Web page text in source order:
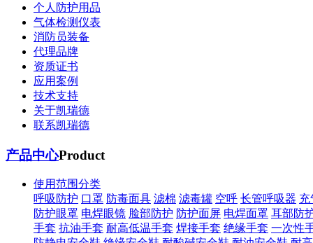
个人防护用品
气体检测仪表
消防员装备
代理品牌
资质证书
应用案例
技术支持
关于凯瑞德
联系凯瑞德
产品中心Product
使用范围分类
呼吸防护 口罩 防毒面具 滤棉 滤毒罐 空呼 长管呼吸器 充
防护眼罩 电焊眼镜 脸部防护 防护面屏 电焊面罩 耳部防
手套 抗油手套 耐高低温手套 焊接手套 绝缘手套 一次性